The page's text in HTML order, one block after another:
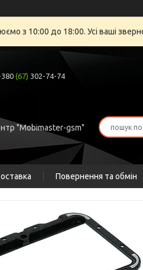
з 10:00 до 18:00. Усі ваші
(67) 302-74-74
"Mobimaster-gsm"
Повернення та обмін